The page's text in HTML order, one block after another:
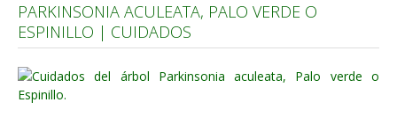
Plantas Aromáticas y de Huerto
Plantas Carnívoras y Orquídeas
Consejos
PARKINSONIA ACULEATA, PALO VERDE O
ESPINILLO | CUIDADOS